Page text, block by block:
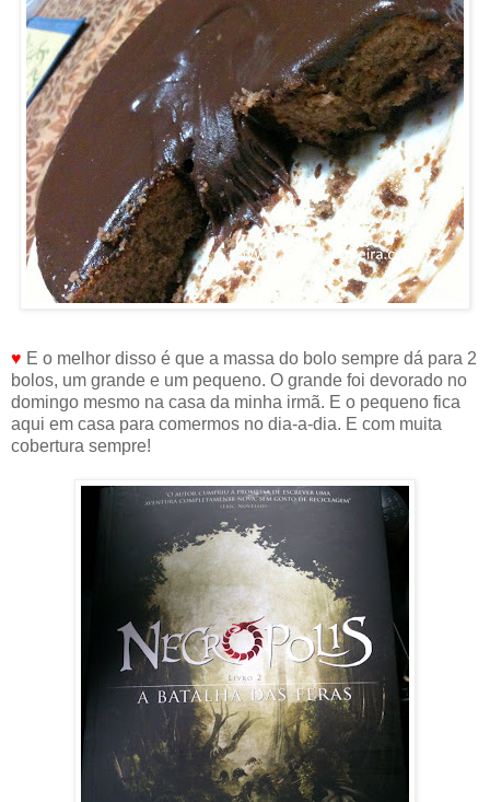
♥ E o melhor disso é que a massa do bolo sempre dá para 2
bolos, um grande e um pequeno. O grande foi devorado no
domingo mesmo na casa da minha irmã. E o pequeno fica
aqui em casa para comermos no dia-a-dia. E com muita
cobertura sempre!